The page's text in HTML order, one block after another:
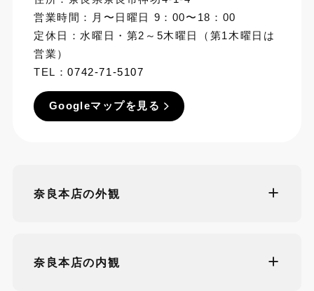
営業時間：月〜日曜日 9：00〜18：00
定休日：水曜日・第2～5木曜日（第1木曜日は
営業）
TEL：0742-71-5107
Googleマップを見る
奈良本店の外観
奈良本店の内観